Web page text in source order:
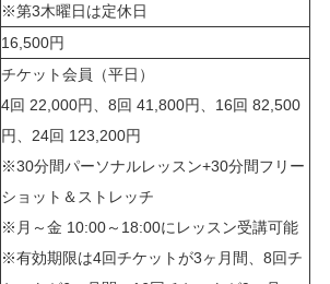
※第3木曜日は定休日
16,500円
チケット会員（平日）
4回 22,000円、8回 41,800円、16回 82,500
円、24回 123,200円
※30分間パーソナルレッスン+30分間フリー
ショット＆ストレッチ
※月～金 10:00～18:00にレッスン受講可能
※有効期限は4回チケットが3ヶ月間、8回チ